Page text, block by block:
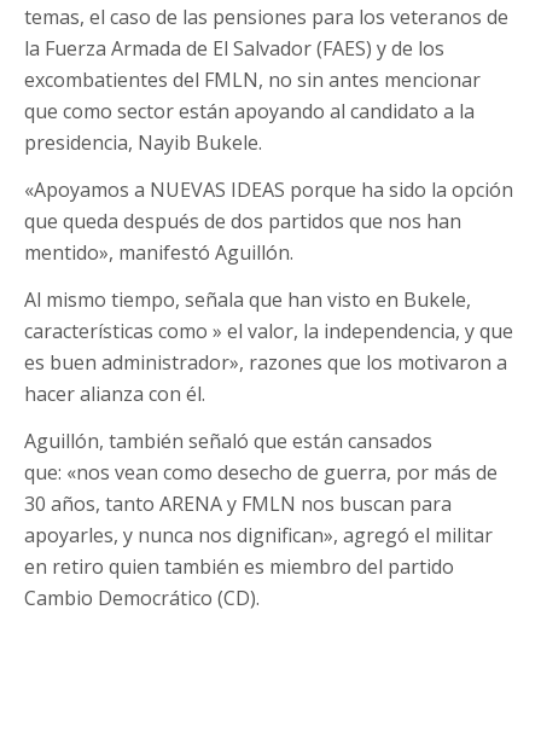
temas, el caso de las pensiones para los veteranos de
la Fuerza Armada de El Salvador (FAES) y de los
excombatientes del FMLN, no sin antes mencionar
que como sector están apoyando al candidato a la
presidencia, Nayib Bukele.
«Apoyamos a NUEVAS IDEAS porque ha sido la opción
que queda después de dos partidos que nos han
mentido», manifestó Aguillón.
Al mismo tiempo, señala que han visto en Bukele,
características como » el valor, la independencia, y que
es buen administrador», razones que los motivaron a
hacer alianza con él.
Aguillón, también señaló que están cansados
que: «nos vean como desecho de guerra, por más de
30 años, tanto ARENA y FMLN nos buscan para
apoyarles, y nunca nos dignifican», agregó el militar
en retiro quien también es miembro del partido
Cambio Democrático (CD).